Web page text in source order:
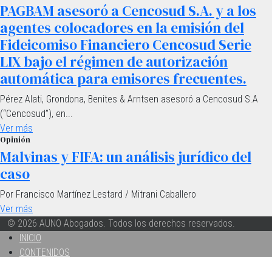
PAGBAM asesoró a Cencosud S.A. y a los
agentes colocadores en la emisión del
Fideicomiso Financiero Cencosud Serie
LIX bajo el régimen de autorización
automática para emisores frecuentes.
Pérez Alati, Grondona, Benites & Arntsen asesoró a Cencosud S.A
(“Cencosud”), en...
Ver más
Opinión
Malvinas y FIFA: un análisis jurídico del
caso
Por Francisco Martínez Lestard / Mitrani Caballero
Ver más
© 2026 AUNO Abogados. Todos los derechos reservados.
INICIO
CONTENIDOS